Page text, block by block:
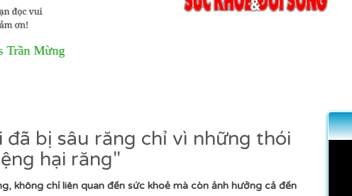
đã bị sâu răng chỉ vì những thói
hại răng"
không chỉ liên quan đến sức khoẻ mà còn ảnh hưởng cả đến